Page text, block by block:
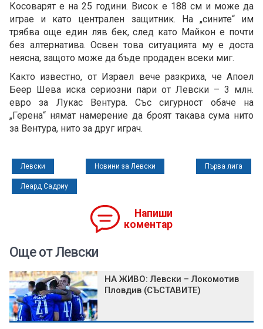
Косоварят е на 25 години. Висок е 188 см и може да
играе и като централен защитник. На „сините“ им
трябва още един ляв бек, след като Майкон е почти
без алтернатива. Освен това ситуацията му е доста
неясна, защото може да бъде продаден всеки миг.
Както известно, от Израел вече разкриха, че Апоел
Беер Шева иска сериозни пари от Левски – 3 млн.
евро за Лукас Вентура. Със сигурност обаче на
„Герена“ нямат намерение да броят такава сума нито
за Вентура, нито за друг играч.
Левски Новини за Левски Първа лига
Леард Садриу
Напиши
коментар
Още от Левски
НА ЖИВО: Левски – Локомотив
Пловдив (СЪСТАВИТЕ)